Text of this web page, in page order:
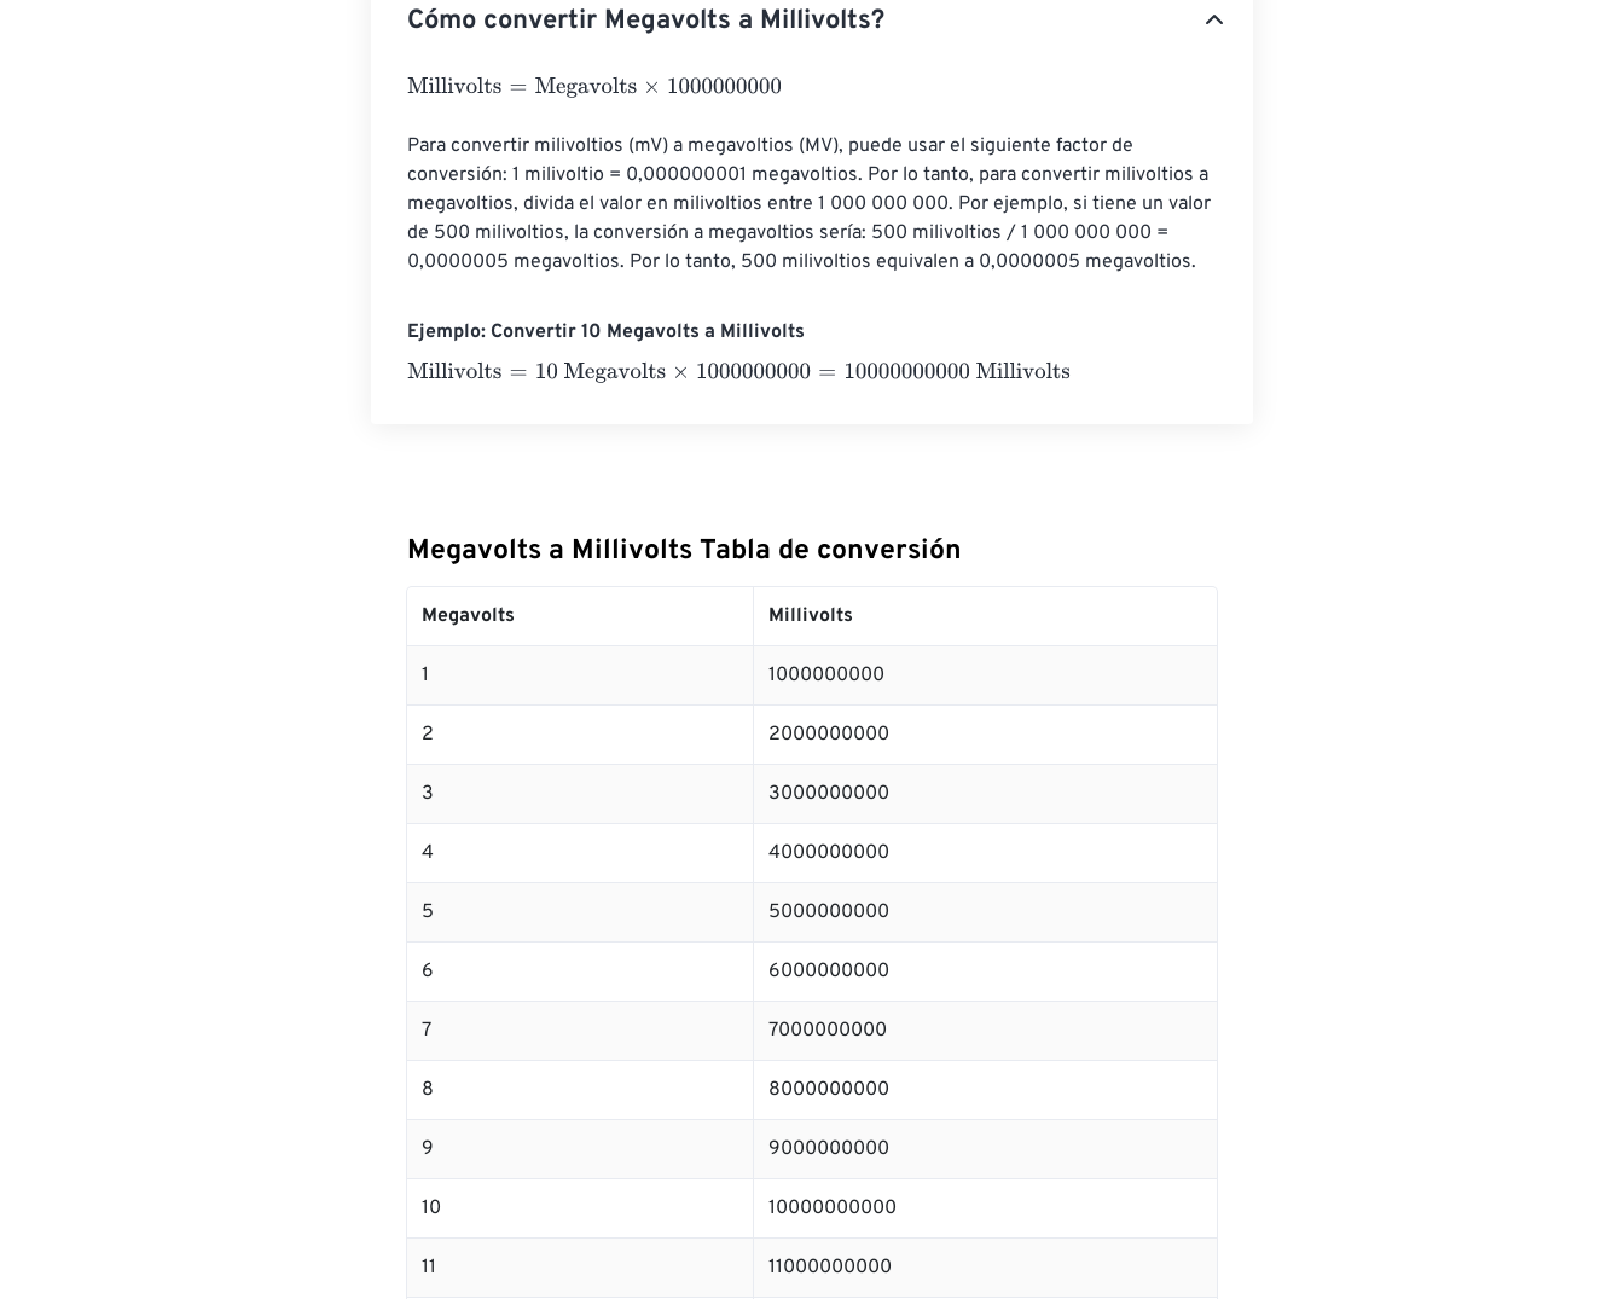
Cómo convertir Megavolts a Millivolts?
Millivolts=Megavolts×1000000000
Para convertir milivoltios (mV) a megavoltios (MV), puede usar el siguiente factor de
conversión: 1 milivoltio = 0,000000001 megavoltios. Por lo tanto, para convertir milivoltios a
megavoltios, divida el valor en milivoltios entre 1 000 000 000. Por ejemplo, si tiene un valor
de 500 milivoltios, la conversión a megavoltios sería: 500 milivoltios / 1 000 000 000 =
0,0000005 megavoltios. Por lo tanto, 500 milivoltios equivalen a 0,0000005 megavoltios.
Ejemplo: Convertir 10 Megavolts a Millivolts
Millivolts=10 Megavolts×1000000000=10000000000 Millivolts
Megavolts a Millivolts Tabla de conversión
Megavolts Millivolts
1 1000000000
2 2000000000
3 3000000000
4 4000000000
5 5000000000
6 6000000000
7 7000000000
8 8000000000
9 9000000000
10 10000000000
11 11000000000